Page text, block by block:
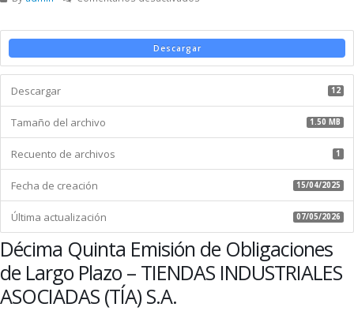
Quinta
Emisión
de
Obligaciones
Largo
–
INDUSTRIALES
(TÍA)
Descargar
Descargar 12
Tamaño del archivo 1.50 MB
Recuento de archivos 1
Fecha de creación 15/04/2025
Última actualización 07/05/2026
Décima Quinta Emisión de Obligaciones
de Largo Plazo – TIENDAS INDUSTRIALES
ASOCIADAS (TÍA) S.A.